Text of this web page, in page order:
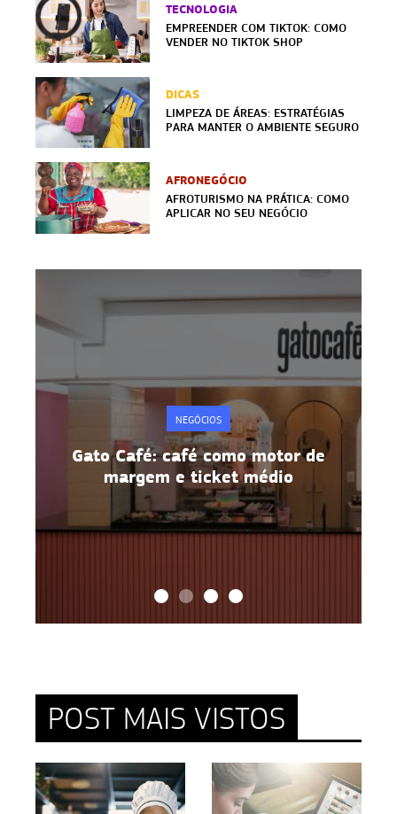
TECNOLOGIA
EMPREENDER COM TIKTOK: COMO
VENDER NO TIKTOK SHOP
DICAS
LIMPEZA DE ÁREAS: ESTRATÉGIAS
PARA MANTER O AMBIENTE SEGURO
AFRONEGÓCIO
AFROTURISMO NA PRÁTICA: COMO
APLICAR NO SEU NEGÓCIO
NEGÓCIOS
Metodologia 5S: disciplina e
produtividade na prática
POST MAIS VISTOS